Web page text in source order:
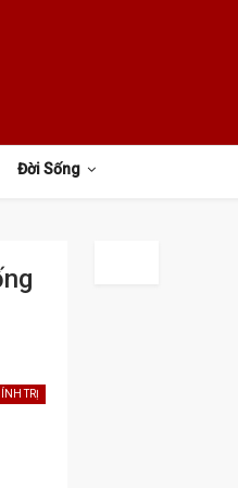
Đời Sống
TRỊ